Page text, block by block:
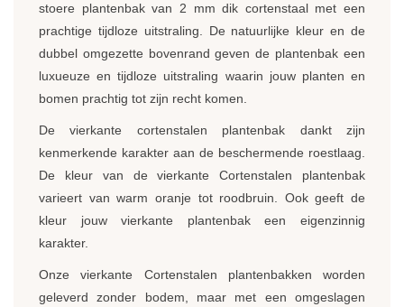
stoere plantenbak van 2 mm dik cortenstaal met een
prachtige tijdloze uitstraling. De natuurlijke kleur en de
dubbel omgezette bovenrand geven de plantenbak een
luxueuze en tijdloze uitstraling waarin jouw planten en
bomen prachtig tot zijn recht komen.
De vierkante cortenstalen plantenbak dankt zijn
kenmerkende karakter aan de beschermende roestlaag.
De kleur van de vierkante Cortenstalen plantenbak
varieert van warm oranje tot roodbruin. Ook geeft de
kleur jouw vierkante plantenbak een eigenzinnig
karakter.
Onze vierkante Cortenstalen plantenbakken worden
geleverd zonder bodem, maar met een omgeslagen